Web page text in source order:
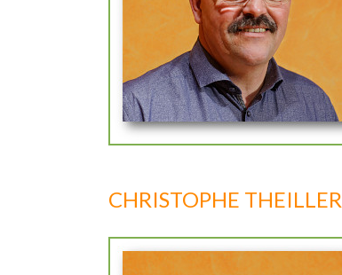
CHRISTOPHE THEILLER